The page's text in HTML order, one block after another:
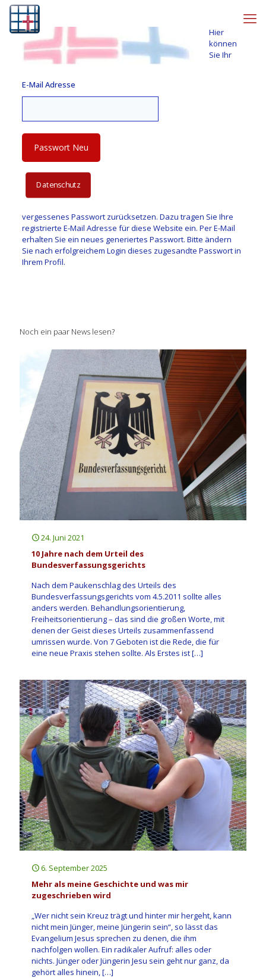
E-Mail Adresse
Datenschutz
Hier
können
Sie Ihr
vergessenes Passwort zurücksetzen. Dazu tragen Sie Ihre
registrierte E-Mail Adresse für diese Website ein. Per E-Mail
erhalten Sie ein neues generiertes Passwort. Bitte ändern
Sie nach erfolgreichem Login dieses zugesandte Passwort in
Ihrem Profil.
Noch ein paar News lesen?
24. Juni 2021
10 Jahre nach dem Urteil des
Bundesverfassungsgerichts
Nach dem Paukenschlag des Urteils des
Bundesverfassungsgerichts vom 4.5.2011 sollte alles
anders werden. Behandlungsorientierung,
Freiheitsorientierung – das sind die großen Worte, mit
denen der Geist dieses Urteils zusammenfassend
umrissen wurde. Von 7 Geboten ist die Rede, die für
eine neue Praxis stehen sollte. Als Erstes ist[…]
6. September 2025
Mehr als meine Geschichte und was mir
zugeschrieben wird
„Wer nicht sein Kreuz trägt und hinter mir hergeht, kann
nicht mein Jünger, meine Jüngerin sein“, so lässt das
Evangelium Jesus sprechen zu denen, die ihm
nachfolgen wollen. Ein radikaler Aufruf: alles oder
nichts. Jünger oder Jüngerin Jesu sein geht nur ganz, da
gehört alles hinein,[…]